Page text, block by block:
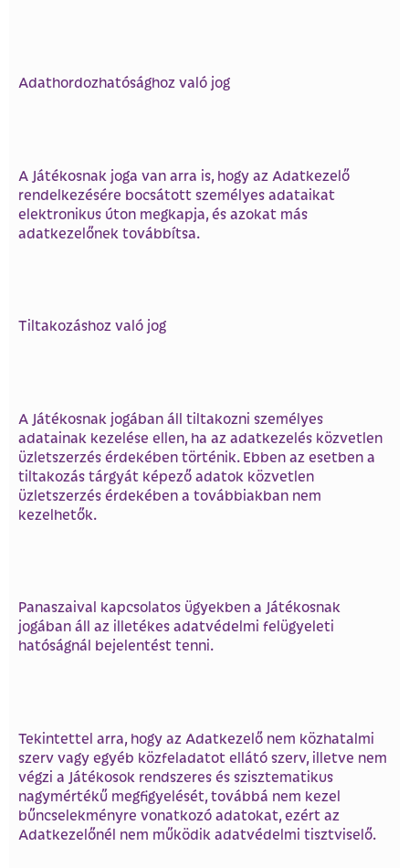
Adathordozhatósághoz való jog
A Játékosnak joga van arra is, hogy az Adatkezelő
rendelkezésére bocsátott személyes adataikat
elektronikus úton megkapja, és azokat más
adatkezelőnek továbbítsa.
Tiltakozáshoz való jog
A Játékosnak jogában áll tiltakozni személyes
adatainak kezelése ellen, ha az adatkezelés közvetlen
üzletszerzés érdekében történik. Ebben az esetben a
tiltakozás tárgyát képező adatok közvetlen
üzletszerzés érdekében a továbbiakban nem
kezelhetők.
Panaszaival kapcsolatos ügyekben a Játékosnak
jogában áll az illetékes adatvédelmi felügyeleti
hatóságnál bejelentést tenni.
Tekintettel arra, hogy az Adatkezelő nem közhatalmi
szerv vagy egyéb közfeladatot ellátó szerv, illetve nem
végzi a Játékosok rendszeres és szisztematikus
nagymértékű megfigyelését, továbbá nem kezel
bűncselekményre vonatkozó adatokat, ezért az
Adatkezelőnél nem működik adatvédelmi tisztviselő.